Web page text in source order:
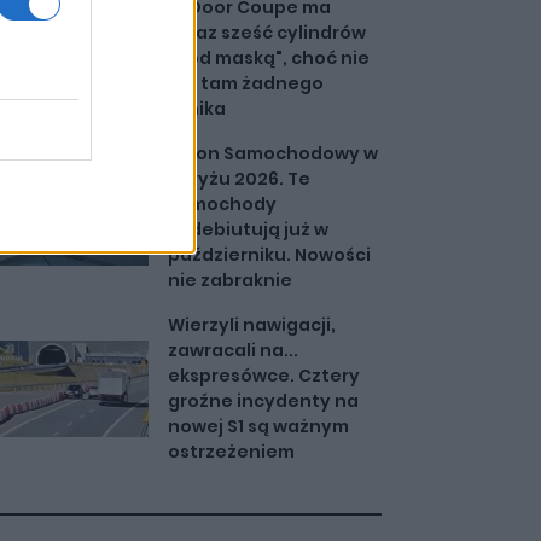
4-Door Coupe ma
teraz sześć cylindrów
"pod maską", choć nie
ma tam żadnego
silnika
Salon Samochodowy w
Paryżu 2026. Te
samochody
zadebiutują już w
październiku. Nowości
nie zabraknie
Wierzyli nawigacji,
zawracali na...
ekspresówce. Cztery
groźne incydenty na
nowej S1 są ważnym
ostrzeżeniem